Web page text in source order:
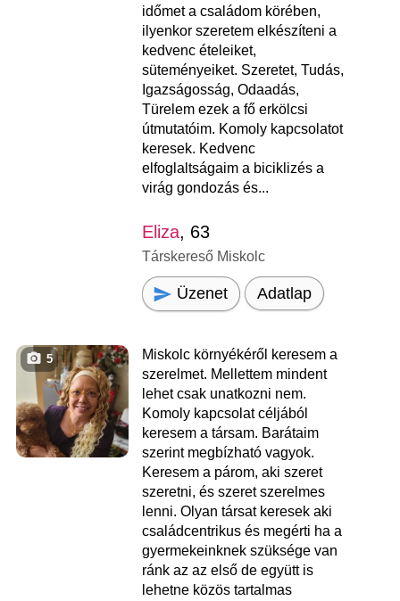
időmet a családom körében,
ilyenkor szeretem elkészíteni a
kedvenc ételeiket,
süteményeiket. Szeretet, Tudás,
Igazságosság, Odaadás,
Türelem ezek a fő erkölcsi
útmutatóim. Komoly kapcsolatot
keresek. Kedvenc
elfoglaltságaim a biciklizés a
virág gondozás és...
Eliza, 63
Társkereső Miskolc
Üzenet Adatlap
5
Miskolc környékéről keresem a
szerelmet. Mellettem mindent
lehet csak unatkozni nem.
Komoly kapcsolat céljából
keresem a társam. Barátaim
szerint megbízható vagyok.
Keresem a párom, aki szeret
szeretni, és szeret szerelmes
lenni. Olyan társat keresek aki
családcentrikus és megérti ha a
gyermekeinknek szüksége van
ránk az az első de együtt is
lehetne közös tartalmas